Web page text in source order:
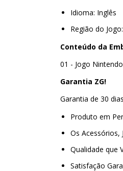
Idioma: Inglês
Região do
Conteúdo da
01 - Jogo
Garantia ZG!
Garantia de 30
Produto em
Os Acessórios,
Qualidade que
Satisfação